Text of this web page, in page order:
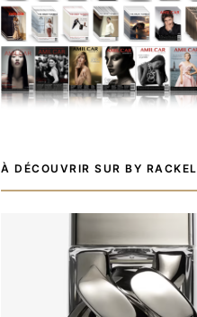
À DÉCOUVRIR SUR BY RACKEL